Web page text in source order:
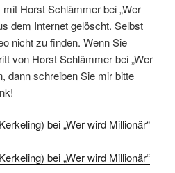
Horst Schlämmer bei „Wer
dem Internet gelöscht. Selbst
nicht zu finden. Wenn Sie
von Horst Schlämmer bei „Wer
dann schreiben Sie mir bitte
bei „Wer wird Millionär“
bei „Wer wird Millionär“